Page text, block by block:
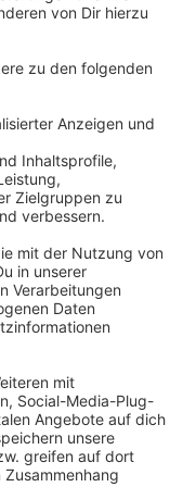
Ende mit lachen -
genug von
die Podcaster
um die Uhr zur
den
in längerer
ehemaligen
letzten zwei
auch, wie es ihm
mal ins
Zuhören und
das Telefon
Eifel dran